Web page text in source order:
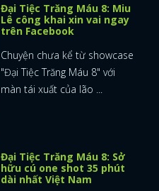
Đại Tiệc Trăng Máu 8: Miu
Lê công khai xin vai ngay
trên Facebook
Chuyện chưa kể từ showcase
"Đại Tiệc Trăng Máu 8" với
màn tái xuất của lão ...
Đại Tiệc Trăng Máu 8: Sở
hữu cú one shot 35 phút
dài nhất Việt Nam